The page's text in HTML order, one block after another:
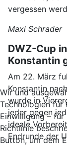
vergessen
Maxi Schrader
DWZ-Cup
Konstantin
Am 22. März
Konstantin
wurde in
jeder gegen
ideale
Endrunde der
Wir und
Technologien für
Einwilligung –
Richtlinie
Button, um dem